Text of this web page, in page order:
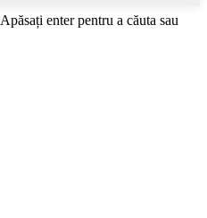
Apăsați enter pentru a căuta sau